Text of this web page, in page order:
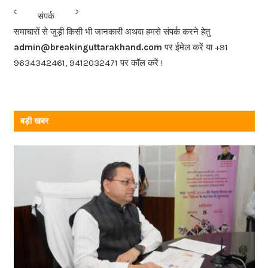
b
o
o
k
<<< संपर्क
>>>
समाचारों से जुड़ी किसी भी जानकारी अथवा हमसे संपर्क करने हेतु
admin@breakinguttarakhand.com पर ईमेल करें या +91
9634342461, 9412032471 पर कॉल करें !
बड़ी खबर